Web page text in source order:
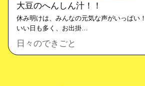
大豆のへんしん汁！！
休み明けは、みんなの元気な声がいっぱい
いい日も多く、お出掛…
日々のできごと